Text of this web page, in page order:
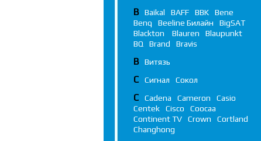
B Baikal BAFF BBK
Bene
Benq
Beeline Билайн
BigSAT
Blackton
Blauren
Blaupunkt
BQ
Brand Bravis
В Витязь
С Сигнал Сокол
C Cadena Cameron
Casio
Centek
Cisco
Coocaa
Continent TV
Crown
Cortland
Changhong